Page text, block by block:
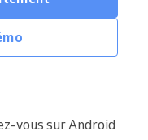
vous sur Android